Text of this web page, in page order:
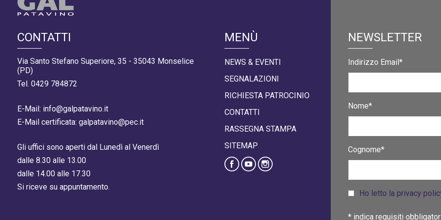
CONTATTI
Via Santo Stefano Superiore, 35 - 35043 Monselice
(PD)
Tel. 0429 784872
E-Mail: info@galpatavino.it
E-Mail certificata: galpatavino@pec.it
Gli uffici sono aperti dal Lunedì al Venerdì
dalle 8.30 alle 13.00
dalle 14.00 alle 17.30
Si riceve su appuntamento.
MENÙ
NEWS & EVENTI
SEGNALAZIONI
RICHIESTA PATROCINIO
CONTATTI
RASSEGNA STAMPA
SITEMAP
NEWSLETTER
Indirizzo Email*
Nome*
Cognome*
Ho letto la privacy
* indica requisiti